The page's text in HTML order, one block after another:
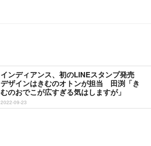
インディアンス、初のLINEスタンプ発売
デザインはきむのオトンが担当 田渕「き
むのおでこが広すぎる気はしますが」
2022-09-23